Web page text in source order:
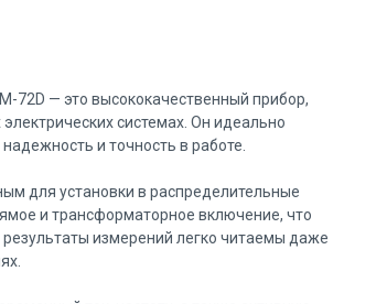
72D — это высококачественный прибор,
системах. Он идеально
и точность в работе.
для установки в распределительные
и трансформаторное включение, что
измерений легко читаемы даже